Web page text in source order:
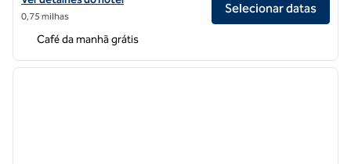
0,75 milhas
Selecionar datas
Café da manhã grátis
1 de 12